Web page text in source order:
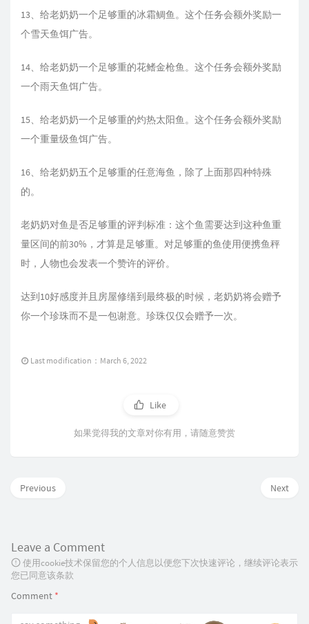
13、给老奶奶一个足够重的冰霜鲷鱼。这个任务会额外奖励一
个雪天鱼饵广告。
14、给老奶奶一个足够重的花鳍金枪鱼。这个任务会额外奖励
一个雨天鱼饵广告。
15、给老奶奶一个足够重的灼热太阳鱼。这个任务会额外奖励
一个重量级鱼饵广告。
16、给老奶奶五个足够重的任意海鱼，除了上面那四种特殊
的。
老奶奶对鱼是否足够重的评判标准：这个鱼需要达到这种鱼重
量区间的前30%，才算是足够重。对足够重的鱼使用便携鱼秤
时，人物也会发表一个赞许的评价。
达到10好感度并且房屋修缮到最终极的时候，老奶奶将会赠予
你一个珍珠而不是一包谢意。珍珠仅仅会赠予一次。
Last modification：March 6, 2022
Like
如果觉得我的文章对你有用，请随意赞赏
Next
Previous
Leave a Comment
使用cookie技术保留您的个人信息以便您下次快速评论，继续评论表示
您已同意该条款
Comment *